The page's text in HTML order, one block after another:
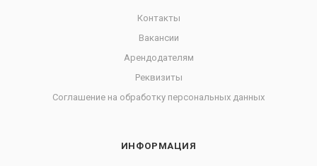
Контакты
Вакансии
Арендодателям
Реквизиты
Соглашение на обработку персональных данных
ИНФОРМАЦИЯ